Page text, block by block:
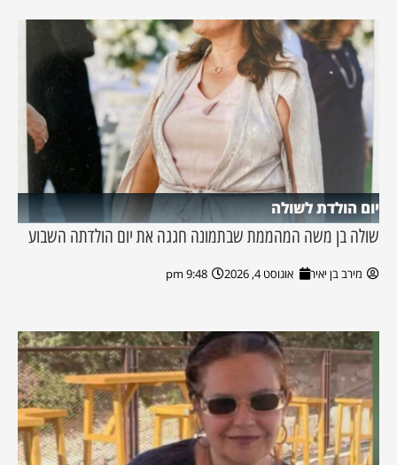
יום הולדת לשולה
שולה בן משה המהממת שבתמונה חגגה את יום הולדתה השבוע
מירב בן יאיר אוגוסט 4, 2026 9:48 pm